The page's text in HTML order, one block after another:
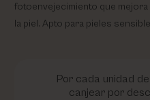
fotoenvejecimiento que
la piel. Apto para pieles
Por cada unidad
canjear por